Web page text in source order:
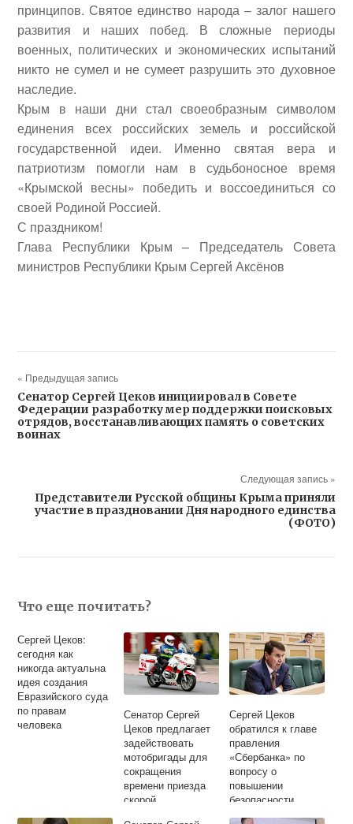
принципов. Святое единство народа – залог нашего
развития и наших побед. В сложные периоды
военных, политических и экономических испытаний
никто не сумел и не сумеет разрушить это духовное
наследие.
Крым в наши дни стал своеобразным символом
единения всех российских земель и российской
государственной идеи. Именно святая вера и
патриотизм помогли нам в судьбоносное время
«Крымской весны» победить и воссоединиться со
своей Родиной Россией.
С праздником!
Глава Республики Крым – Председатель Совета
министров Республики Крым Сергей Аксёнов
« Предыдущая запись
Сенатор Сергей Цеков инициировал в Совете
Федерации разработку мер поддержки поисковых
отрядов, восстанавливающих память о советских
воинах
Следующая запись »
Представители Русской общины Крыма приняли
участие в праздновании Дня народного единства
(ФОТО)
Что еще почитать?
Сергей Цеков:
сегодня как
никогда актуальна
идея создания
Евразийского суда
по правам
человека
Сенатор Сергей
Цеков предлагает
задействовать
мотобригады для
сокращения
времени приезда
скорой
Сергей Цеков
обратился к главе
правления
«Сбербанка» по
вопросу о
повышении
безопасности